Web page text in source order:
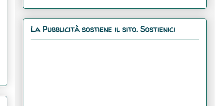
La Pubblicità sostiene il sito. Sostienici